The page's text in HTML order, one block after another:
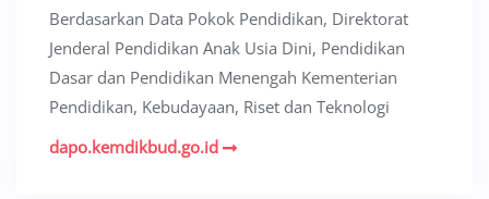
Berdasarkan Data Pokok Pendidikan, Direktorat
Jenderal Pendidikan Anak Usia Dini, Pendidikan
Dasar dan Pendidikan Menengah Kementerian
Pendidikan, Kebudayaan, Riset dan Teknologi
dapo.kemdikbud.go.id